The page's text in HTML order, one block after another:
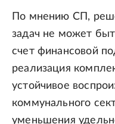
По мнению СП,
задач не может
счет финансовой
реализация
устойчивое
коммунального
уменьшения